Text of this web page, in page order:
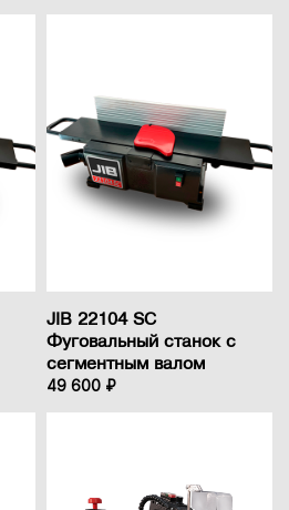
JIB 22104 SC
Фуговальный станок с
сегментным валом
49 600 ₽